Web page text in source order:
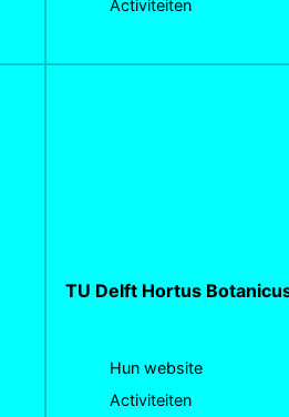
Activiteiten
TU Delft Hortus
Hun website
Activiteiten